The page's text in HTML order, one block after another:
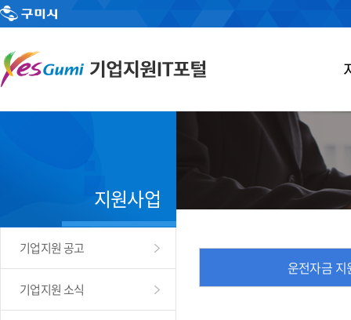
지원사업
기업지원 공고
기업지원 소식
운전자금 지